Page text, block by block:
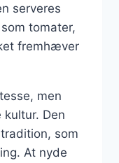
serveres
tomater,
fremhæver
men
Den
som
At nyde